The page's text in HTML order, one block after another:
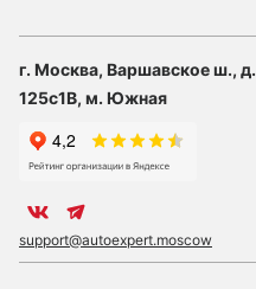
г. Москва, Варшавское ш., д.
125с1В, м. Южная
support@autoexpert.moscow